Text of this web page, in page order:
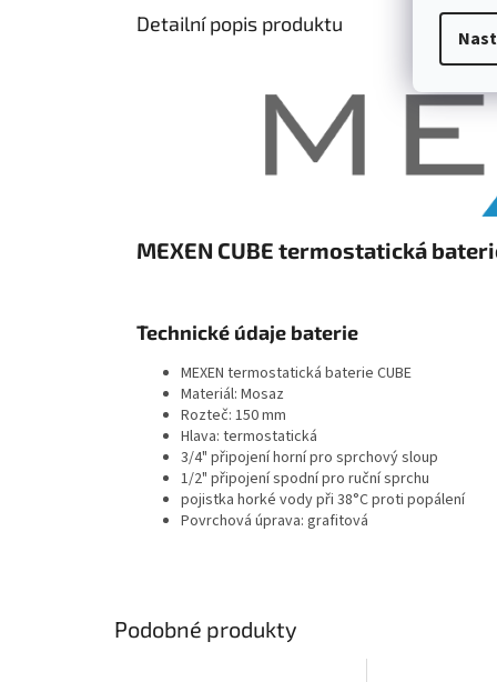
Detailní popis produktu
MEXEN CUBE termostatická
Technické údaje baterie
MEXEN termostatická baterie CUBE
Materiál: Mosaz
Rozteč: 150 mm
Hlava: termostatická
3/4" připojení horní pro sprchový sloup
1/2" připojení spodní pro ruční sprchu
pojistka horké vody při 38°C proti popálení
Povrchová úprava: grafitová
Podobné produkty